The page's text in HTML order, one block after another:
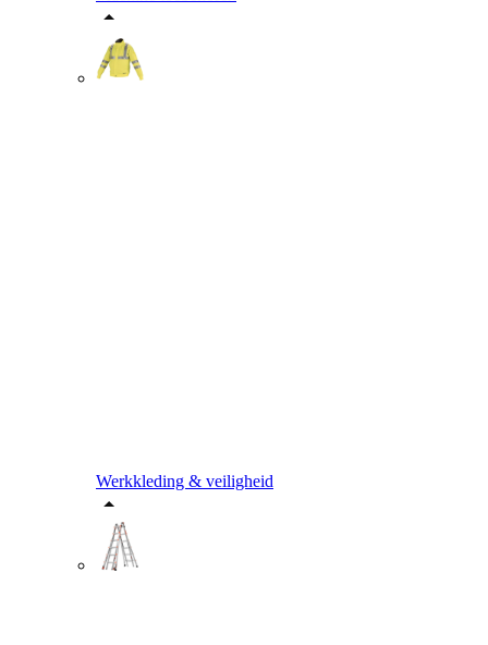
Werkkleding & veiligheid